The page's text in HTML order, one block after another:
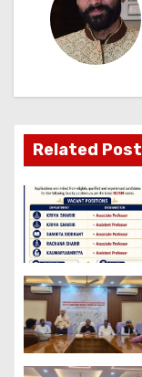
a
t
i
o
n
Related Post